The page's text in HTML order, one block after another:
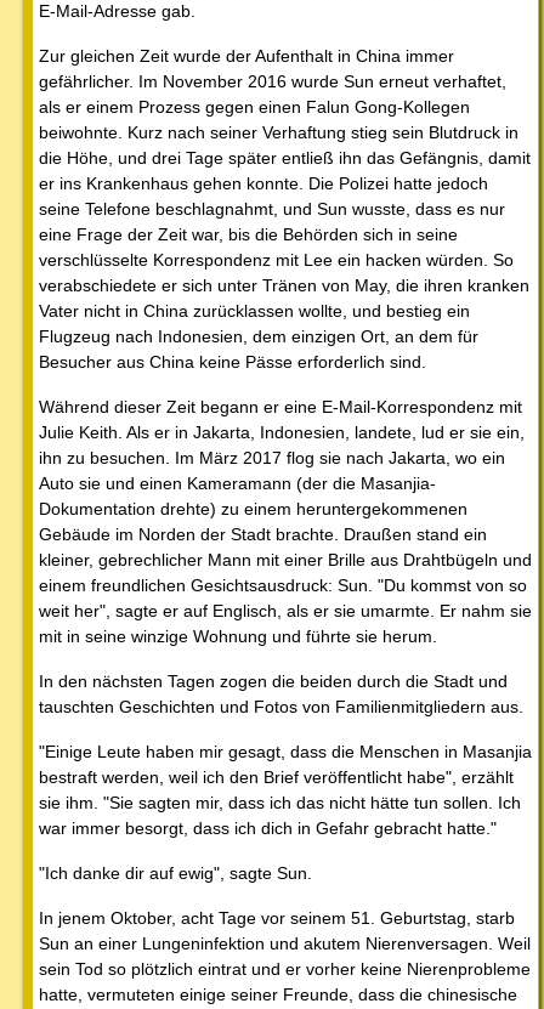
E-Mail-Adresse gab.
Zur gleichen Zeit wurde der Aufenthalt in China immer
gefährlicher. Im November 2016 wurde Sun erneut verhaftet,
als er einem Prozess gegen einen Falun Gong-Kollegen
beiwohnte. Kurz nach seiner Verhaftung stieg sein Blutdruck in
die Höhe, und drei Tage später entließ ihn das Gefängnis, damit
er ins Krankenhaus gehen konnte. Die Polizei hatte jedoch
seine Telefone beschlagnahmt, und Sun wusste, dass es nur
eine Frage der Zeit war, bis die Behörden sich in seine
verschlüsselte Korrespondenz mit Lee ein hacken würden. So
verabschiedete er sich unter Tränen von May, die ihren kranken
Vater nicht in China zurücklassen wollte, und bestieg ein
Flugzeug nach Indonesien, dem einzigen Ort, an dem für
Besucher aus China keine Pässe erforderlich sind.
Während dieser Zeit begann er eine E-Mail-Korrespondenz mit
Julie Keith. Als er in Jakarta, Indonesien, landete, lud er sie ein,
ihn zu besuchen. Im März 2017 flog sie nach Jakarta, wo ein
Auto sie und einen Kameramann (der die Masanjia-
Dokumentation drehte) zu einem heruntergekommenen
Gebäude im Norden der Stadt brachte. Draußen stand ein
kleiner, gebrechlicher Mann mit einer Brille aus Drahtbügeln und
einem freundlichen Gesichtsausdruck: Sun. "Du kommst von so
weit her", sagte er auf Englisch, als er sie umarmte. Er nahm sie
mit in seine winzige Wohnung und führte sie herum.
In den nächsten Tagen zogen die beiden durch die Stadt und
tauschten Geschichten und Fotos von Familienmitgliedern aus.
"Einige Leute haben mir gesagt, dass die Menschen in Masanjia
bestraft werden, weil ich den Brief veröffentlicht habe", erzählt
sie ihm. "Sie sagten mir, dass ich das nicht hätte tun sollen. Ich
war immer besorgt, dass ich dich in Gefahr gebracht hatte."
"Ich danke dir auf ewig", sagte Sun.
In jenem Oktober, acht Tage vor seinem 51. Geburtstag, starb
Sun an einer Lungeninfektion und akutem Nierenversagen. Weil
sein Tod so plötzlich eintrat und er vorher keine Nierenprobleme
hatte, vermuteten einige seiner Freunde, dass die chinesische